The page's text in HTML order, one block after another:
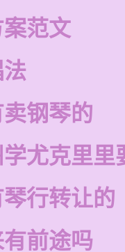
范文
钢琴的
尤克里里
行转让的
前途吗